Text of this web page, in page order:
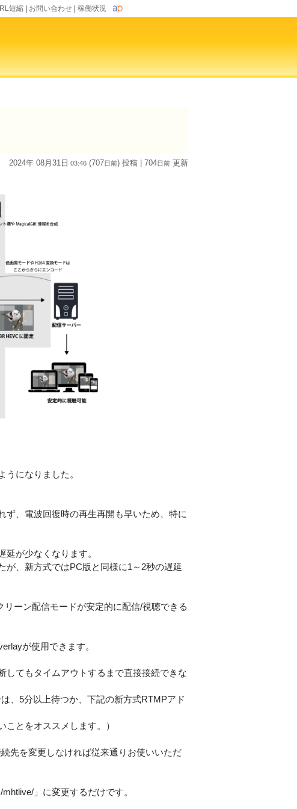
短縮 お問い合わせ 稼働状況
2024年 08月31日 03:46 (707日前) 投稿 | 704日前 更新
になりました。
ず、電波回復時の再生再開も早いため、特に
が少なくなります。
が、新方式ではPC版と同様に1～2秒の遅延
ーン配信モードが安定的に配信/視聴できる
が使用できます。
してもタイムアウトするまで直接接続できな
、5分以上待つか、下記の新方式RTMPアド
ことをオススメします。）
先を変更しなければ従来通りお使いいただ
」に変更するだけです。